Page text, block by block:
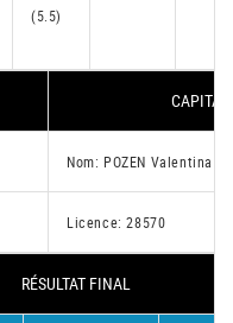
(5.5)
Nom: POZEN Valentina
Licence: 28570
RÉSULTAT FINAL